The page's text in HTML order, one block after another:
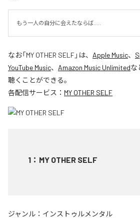
もう一人の自分に会えたならば.....
なお「MY OTHER SELF」は、 Apple Music、
YouTube Music、 Amazon Music Unlimitedな
聴くことができる。
各配信サービス： MY OTHER SELF
1 ： MY OTHER SELF
ジャンル： インストゥルメンタル